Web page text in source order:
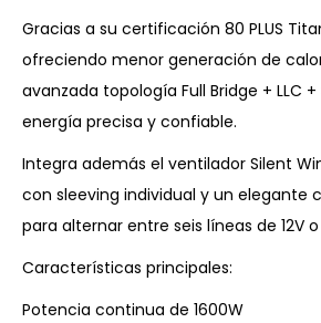
Gracias a su certificación 80 PLUS
ofreciendo menor generación de
avanzada topología Full Bridge + LLC
energía precisa y confiable.
Integra además el ventilador Silent
con sleeving individual y un elegante
para alternar entre seis líneas de 12V
Características principales:
Potencia continua de 1600W